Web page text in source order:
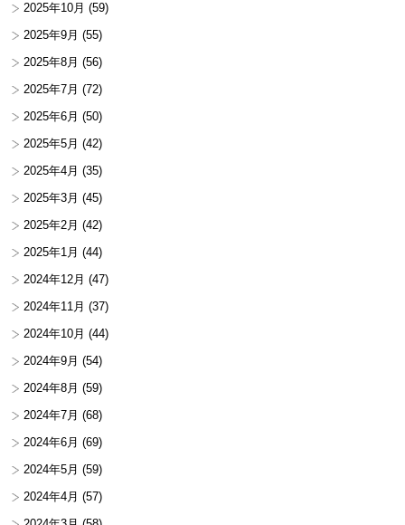
2025年10月 (59)
2025年9月 (55)
2025年8月 (56)
2025年7月 (72)
2025年6月 (50)
2025年5月 (42)
2025年4月 (35)
2025年3月 (45)
2025年2月 (42)
2025年1月 (44)
2024年12月 (47)
2024年11月 (37)
2024年10月 (44)
2024年9月 (54)
2024年8月 (59)
2024年7月 (68)
2024年6月 (69)
2024年5月 (59)
2024年4月 (57)